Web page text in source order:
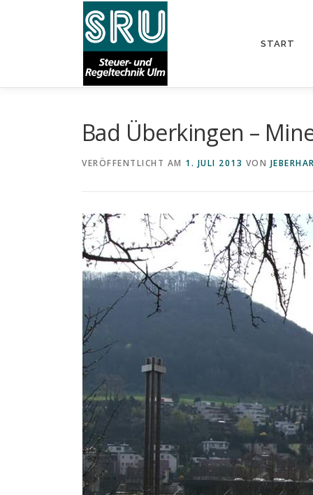
START
Bad Überkingen –
VERÖFFENTLICHT AM 1. JULI 2013 VON